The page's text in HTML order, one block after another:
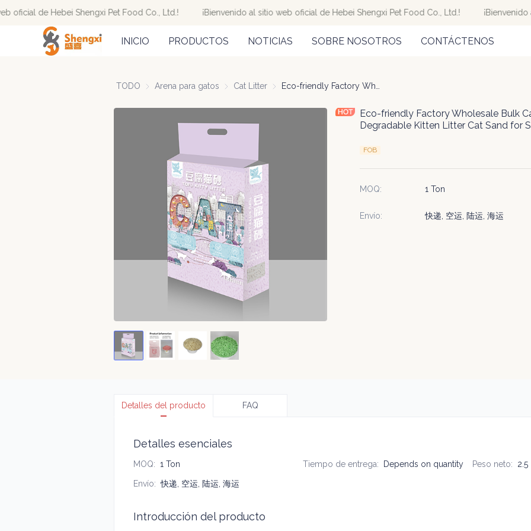
de Hebei Shengxi Pet Food Co., Ltd.! ¡Bienvenido al sitio web oficial de Hebei Shengxi Pet Food Co., Ltd.!
¡Bienvenido
INICIO PRODUCTOS NOTICIAS SOBRE NOSOTROS CONTÁCTENOS
TODO Arena para gatos Arena para gatos
Cat Litter Cat Litter
Eco-friendly Factory Wholesale Bulk
Degradable Kitten Litter Cat Sand for
FOB
MOQ: 1 Ton
Envío: 快递, 空运, 陆运, 海运
Detalles del producto FAQ
Detalles esenciales
MOQ: 1 Ton Tiempo de entrega: Depends on quantity Peso neto: 2.5
Envío: 快递, 空运, 陆运, 海运
Introducción del producto